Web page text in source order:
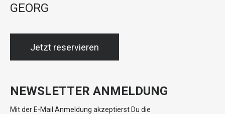
GEORG
Jetzt reservieren
NEWSLETTER ANMELDUNG
Mit der E-Mail Anmeldung akzeptierst Du die